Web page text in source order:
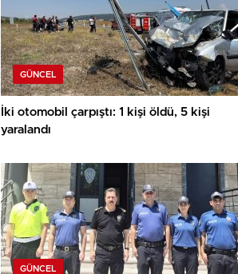
GÜNCEL
İki otomobil çarpıştı: 1 kişi öldü, 5 kişi
yaralandı
GÜNCEL